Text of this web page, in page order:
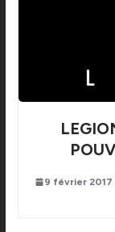
9 février 2017